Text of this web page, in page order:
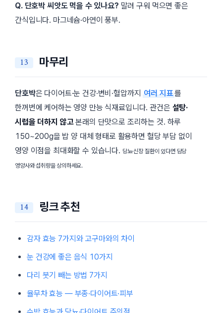
Q. 단호박 씨앗도 먹을 수 있나요? 말려 구워 먹으면 좋은
간식입니다. 마그네슘·아연이 풍부.
마무리
단호박은 다이어트·눈 건강·변비·혈압까지 여러 지표를
한꺼번에 케어하는 영양 만능 식재료입니다. 관건은 설탕·
시럽을 더하지 않고본래의 단맛으로 조리하는 것. 하루
150~200g을 밥 양 대체 형태로 활용하면 혈당 부담 없이
영양 이점을 최대화할 수 있습니다. 당뇨·신장 질환이 있다면 담당
영양사와 섭취량을 상의하세요.
링크 추천
감자 효능 7가지와 고구마와의 차이
눈 건강에 좋은 음식 10가지
다리 붓기 빼는 방법 7가지
율무차 효능 — 부종·다이어트·피부